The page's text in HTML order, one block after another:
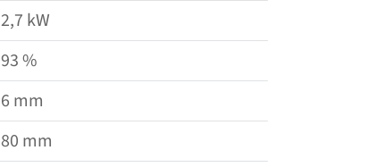
2,7 kW
93 %
6 mm
80 mm